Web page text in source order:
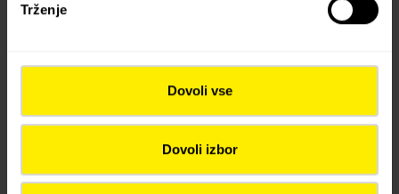
Trženje
Dovoli vse
Dovoli izbor